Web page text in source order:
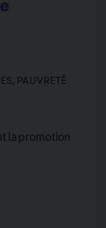
, PAUVRETÉ
la promotion